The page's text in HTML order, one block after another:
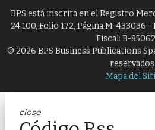
BPS está inscrita en el Registro
24.100, Folio 172, Página M-
Fiscal: B-
© 2026 BPS Business Publications
reservados.
Mapa del
close